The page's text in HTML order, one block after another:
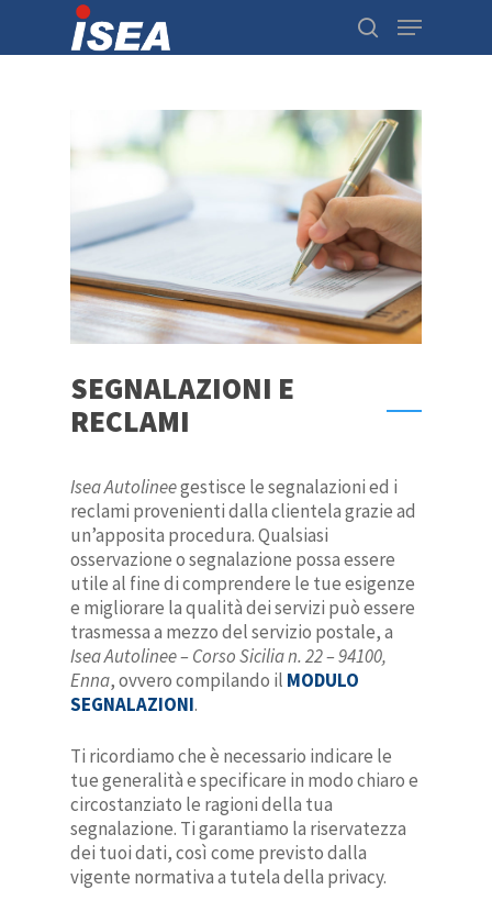
Hit enter to search or ESC to close
SEGNALAZIONI E
RECLAMI
Isea Autolineegestisce le segnalazioni ed i
reclami provenienti dalla clientela grazie ad
un’apposita procedura.Qualsiasi
osservazione o segnalazione possa essere
utile al fine di comprendere le tue esigenze
e migliorare la qualità dei servizi può essere
trasmessa a mezzo del servizio postale, a
Isea Autolinee – Corso Sicilia n. 22 – 94100,
Enna, ovvero compilando il MODULO
SEGNALAZIONI.
Ti ricordiamo che è necessario indicare le
tue generalità e specificare in modo chiaro e
circostanziato le ragioni della tua
segnalazione. Ti garantiamo la riservatezza
dei tuoi dati, così come previsto dalla
vigente normativa a tutela della privacy.